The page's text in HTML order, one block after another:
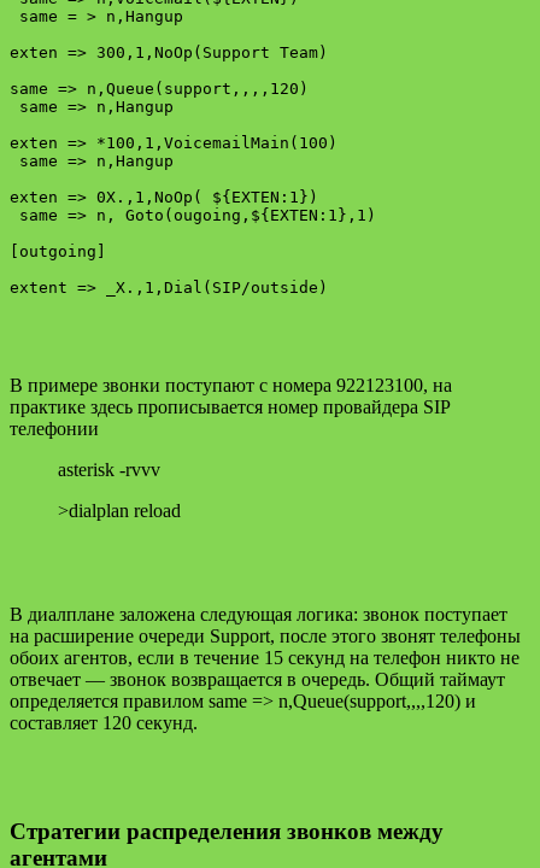
same = > n,Hangup
exten => 300,1,NoOp(Support Team)
same => n,Queue(support,,,,120)
same => n,Hangup
exten => *100,1,VoicemailMain(100)
same => n,Hangup
exten => 0X.,1,NoOp( ${EXTEN:1})
same => n, Goto(ougoing,${EXTEN:1},1)
[outgoing]
В примере звонки поступают с номера 922123100, на
практике здесь прописывается номер провайдера SIP
телефонии
asterisk -rvvv
>dialplan reload
В диалплане заложена следующая логика: звонок поступает
на расширение очереди Support, после этого звонят телефоны
обоих агентов, если в течение 15 секунд на телефон никто не
отвечает — звонок возвращается в очередь. Общий таймаут
определяется правилом same => n,Queue(support,,,,120) и
составляет 120 секунд.
Стратегии распределения звонков между
агентами